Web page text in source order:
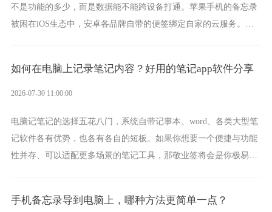
不是功能的多少，而是数据能不能跨设备打通。苹果手机的备忘录
被困在iOS生态中，安卓各品牌自带的便签绑定自家的云服务。而
如何在电脑上记录笔记内容？好用的笔记app软件分享
2026-07-30 11:00:00
电脑记笔记的选择五花八门，系统自带记事本、word、各类大型笔
记软件各有优势，也各有各自的短板。如果你想要一个便捷与功能
性并存、可以适配更多场景的笔记工具，那敬业签将会是你极易上
手机备忘录导到电脑上，哪种方法更简单一点？